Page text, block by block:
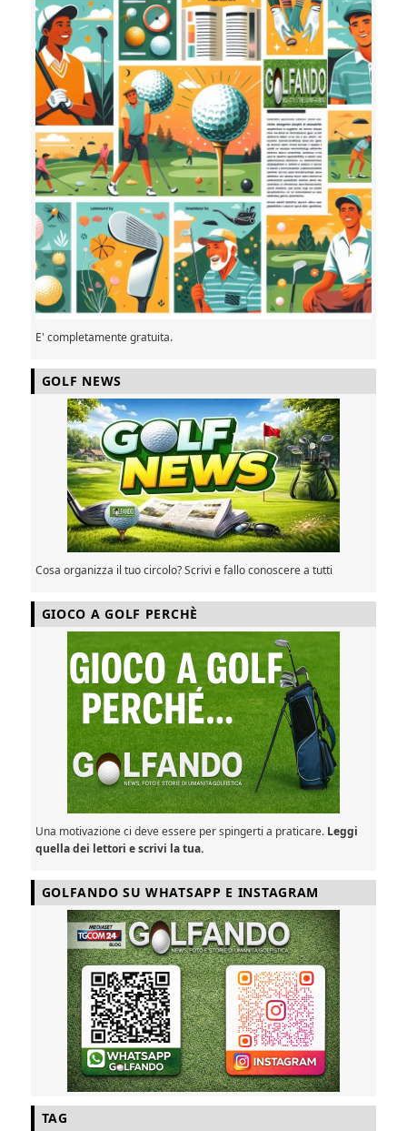
E' completamente gratuita.
GOLF NEWS
Cosa organizza il tuo circolo? Scrivi e fallo conoscere a tutti
GIOCO A GOLF PERCHÈ
Una motivazione ci deve essere per spingerti a praticare. Leggi
quella dei lettori e scrivi la tua.
GOLFANDO SU WHATSAPP E INSTAGRAM
TAG